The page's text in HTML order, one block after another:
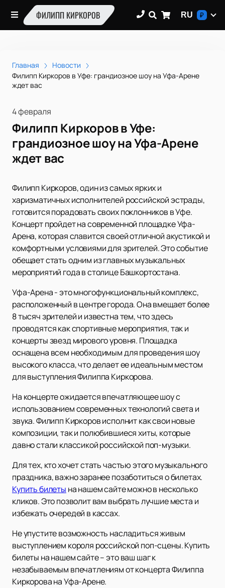
ФИЛИПП КИРКОРОВ RU ₽
Главная
Новости
Филипп Киркоров в Уфе: грандиозное шоу на Уфа-Арене
ждет вас
4 февраля
Филипп Киркоров в Уфе:
грандиозное шоу на Уфа-Арене
ждет вас
Филипп Киркоров, один из самых ярких и
харизматичных исполнителей российской эстрады,
готовится порадовать своих поклонников в Уфе.
Концерт пройдет на современной площадке Уфа-
Арена, которая славится своей отличной акустикой и
комфортными условиями для зрителей. Это событие
обещает стать одним из главных музыкальных
мероприятий года в столице Башкортостана.
Уфа-Арена - это многофункциональный комплекс,
расположенный в центре города. Она вмещает более
8 тысяч зрителей и известна тем, что здесь
проводятся как спортивные мероприятия, так и
концерты звезд мирового уровня. Площадка
оснащена всем необходимым для проведения шоу
высокого класса, что делает ее идеальным местом
для выступления Филиппа Киркорова.
На концерте ожидается впечатляющее шоу с
использованием современных технологий света и
звука. Филипп Киркоров исполнит как свои новые
композиции, так и полюбившиеся хиты, которые
давно стали классикой российской поп-музыки.
Для тех, кто хочет стать частью этого музыкального
праздника, важно заранее позаботиться о билетах.
Купить билеты на нашем сайте можно в несколько
кликов. Это позволит вам выбрать лучшие места и
избежать очередей в кассах.
Не упустите возможность насладиться живым
выступлением короля российской поп-сцены. Купить
билеты на нашем сайте – это ваш шаг к
незабываемым впечатлениям от концерта Филиппа
Киркорова на Уфа-Арене.